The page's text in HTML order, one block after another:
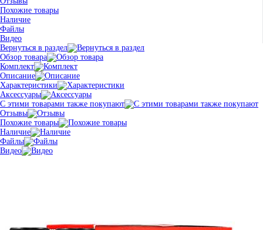
Похожие товары
Наличие
Файлы
Видео
Вернуться в раздел
Обзор товара
Комплект
Описание
Характеристики
Аксессуары
С этими товарами также покупают
Отзывы
Похожие товары
Наличие
Файлы
Видео